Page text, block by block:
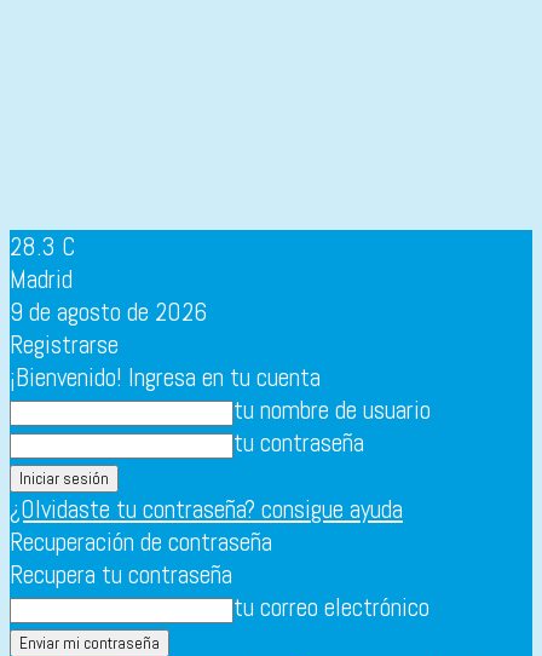
28.3 C
Madrid
9 de agosto de 2026
Registrarse
¡Bienvenido! Ingresa en tu cuenta
tu nombre de usuario
tu contraseña
¿Olvidaste tu contraseña? consigue ayuda
Recuperación de contraseña
Recupera tu contraseña
tu correo electrónico